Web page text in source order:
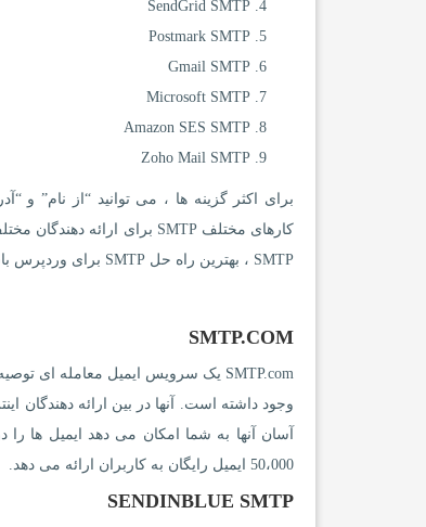
SendGrid SMTP
Postmark SMTP
Gmail SMTP
Microsoft SMTP
Amazon SES SMTP
Zoho Mail SMTP
برای اکثر گزینه ها ، می توانید “از نام”
SMTP ، بهترین راه حل SMTP برای وردپرس باشد.
SMTP.COM
وجود داشته است. آنها در بین ارائه دهندگان
50،000 ایمیل رایگان به کاربران ارائه می دهد.
SENDINBLUE SMTP